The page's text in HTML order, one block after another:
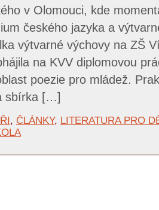
v Olomouci, kde
českého jazyka a
výtvarné výchovy na ZŠ
na KVV diplomovou
poezie pro mládež.
sbírka […]
, ČLÁNKY, LITERATURA PRO